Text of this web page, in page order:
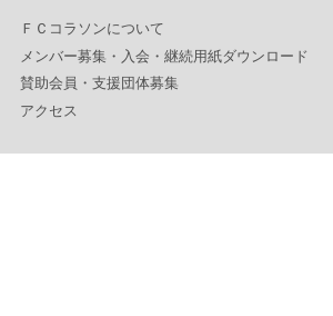
ＦＣコラソンについて
メンバー募集・入会・継続用紙ダウンロード
賛助会員・支援団体募集
アクセス